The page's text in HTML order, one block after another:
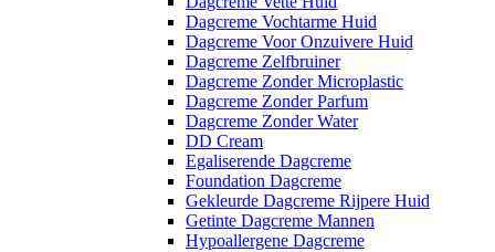
Dagcreme Vochtarme Huid
Dagcreme Voor Onzuivere Huid
Dagcreme Zelfbruiner
Dagcreme Zonder Microplastic
Dagcreme Zonder Parfum
Dagcreme Zonder Water
DD Cream
Egaliserende Dagcreme
Foundation Dagcreme
Gekleurde Dagcreme Rijpere Huid
Getinte Dagcreme Mannen
Hypoallergene Dagcreme